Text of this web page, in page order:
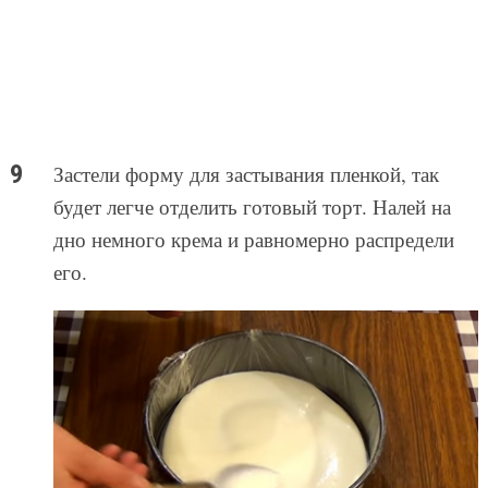
Застели форму для застывания пленкой, так
будет легче отделить готовый торт. Налей на
дно немного крема и равномерно распредели
его.